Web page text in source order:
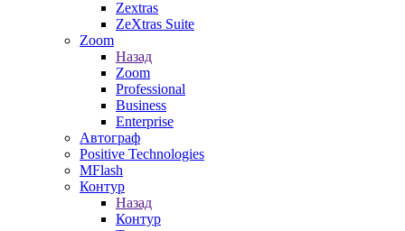
Zextras
ZeXtras Suite
Zoom
Назад
Zoom
Professional
Business
Enterprise
Автограф
Positive Technologies
MFlash
Контур
Назад
Контур